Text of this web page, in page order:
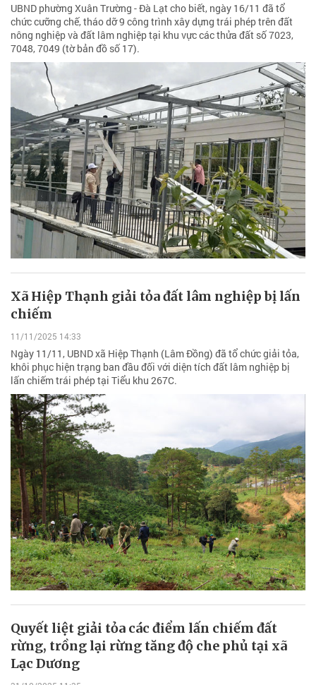
UBND phường Xuân Trường - Đà Lạt cho biết, ngày 16/11 đã tổ
chức cưỡng chế, tháo dỡ 9 công trình xây dựng trái phép trên đất
nông nghiệp và đất lâm nghiệp tại khu vực các thửa đất số 7023,
7048, 7049 (tờ bản đồ số 17).
Xã Hiệp Thạnh giải tỏa đất lâm nghiệp bị lấn
chiếm
11/11/2025 14:33
Ngày 11/11, UBND xã Hiệp Thạnh (Lâm Đồng) đã tổ chức giải tỏa,
khôi phục hiện trạng ban đầu đối với diện tích đất lâm nghiệp bị
lấn chiếm trái phép tại Tiểu khu 267C.
Quyết liệt giải tỏa các điểm lấn chiếm đất
rừng, trồng lại rừng tăng độ che phủ tại xã
Lạc Dương